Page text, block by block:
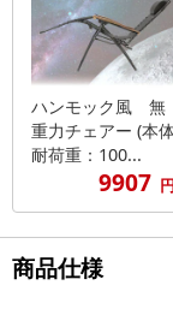
ハンモック風 無
重力チェアー (本
耐荷重：100...
9907 円
商品仕様